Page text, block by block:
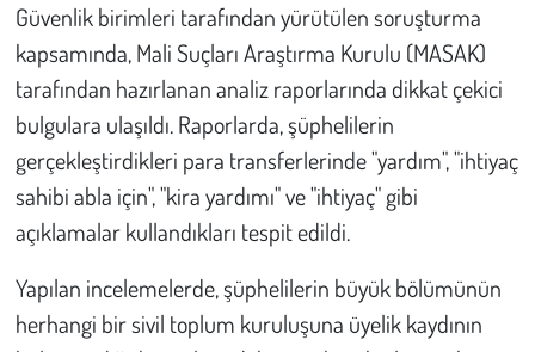
Güvenlik birimleri tarafından yürütülen soruşturma
kapsamında, Mali Suçları Araştırma Kurulu (MASAK)
tarafından hazırlanan analiz raporlarında dikkat çekici
bulgulara ulaşıldı. Raporlarda, şüphelilerin
gerçekleştirdikleri para transferlerinde "yardım", "ihtiyaç
sahibi abla için", "kira yardımı" ve "ihtiyaç" gibi
açıklamalar kullandıkları tespit edildi.
Yapılan incelemelerde, şüphelilerin büyük bölümünün
herhangi bir sivil toplum kuruluşuna üyelik kaydının
Galeri
Günün İçinden
Vefat İlanları
Tarih
Hukuk